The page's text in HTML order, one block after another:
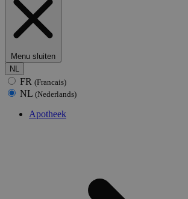
Menu sluiten
NL
FR (Francais)
NL (Nederlands)
Apotheek